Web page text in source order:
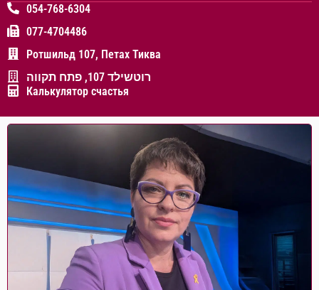
054-768-6304
077-4704486
Ротшильд 107, Петах Тиква
רוטשילד 107, פתח תקווה
Калькулятор счастья